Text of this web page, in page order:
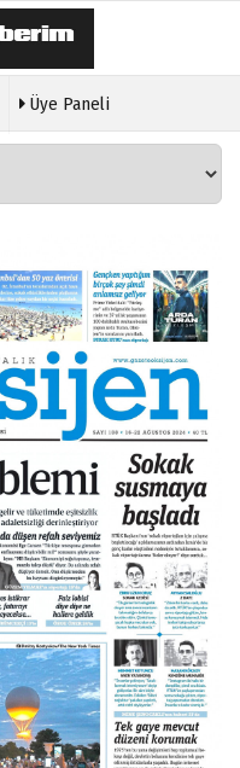
Köşe
Video
Galeri
Etkinlikler
Künye
Gizlilik
İlkeleri
Üye Paneli